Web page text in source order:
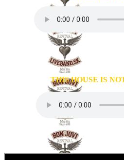
THIS HOUSE IS